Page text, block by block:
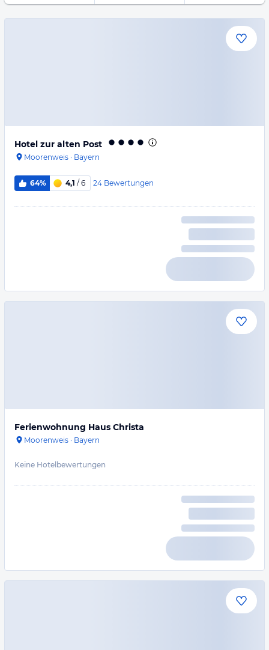
Hotel zur alten Post
Moorenweis · Bayern
64% 4,1 / 6 24 Bewertungen
Ferienwohnung Haus Christa
Moorenweis · Bayern
Keine Hotelbewertungen